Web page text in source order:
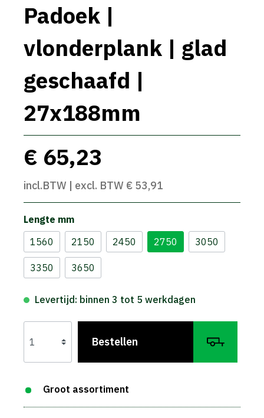
Padoek |
vlonderplank | glad
geschaafd |
27x188mm
€ 65,23
incl.BTW | excl. BTW € 53,91
Lengte mm
1560
2150 2450 2750 3050
3350 3650
Levertijd: binnen 3 tot 5 werkdagen
Bestellen
Groot assortiment